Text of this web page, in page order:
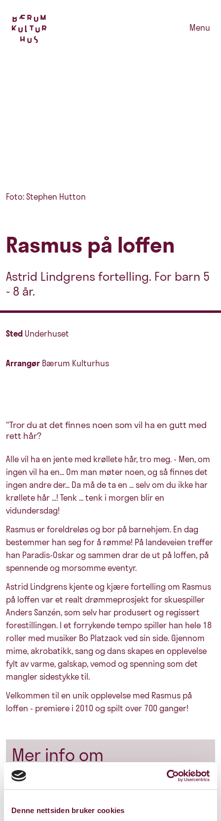
Denne nettsiden bruker cookies
Menu
Foto: Stephen Hutton
Rasmus på loffen
Astrid Lindgrens fortelling. For barn 5
- 8 år.
Sted Underhuset
Arrangør Bærum Kulturhus
"Tror du at det finnes noen som vil ha en gutt med
rett hår?
Alle vil ha en jente med krøllete hår, tro meg. - Men, om
ingen vil ha en... Om man møter noen, og så finnes det
ingen andre der... Da må de ta en ... selv om du ikke har
krøllete hår ...! Tenk ... tenk i morgen blir en
vidundersdag!
Rasmus er foreldreløs og bor på barnehjem. En dag
bestemmer han seg for å rømme! På landeveien treffer
han Paradis-Oskar og sammen drar de ut på loffen, på
spennende og morsomme eventyr.
Astrid Lindgrens kjente og kjære fortelling om Rasmus
på loffen var et realt drømmeprosjekt for skuespiller
Anders Sanzén, som selv har produsert og regissert
forestillingen. I et forrykende tempo spiller han hele 18
roller med musiker Bo Platzack ved sin side. Gjennom
mime, akrobatikk, sang og dans skapes en opplevelse
fylt av varme, galskap, vemod og spenning som det
mangler sidestykke til.
Velkommen til en unik opplevelse med Rasmus på
loffen - premiere i 2010 og spilt over 700 ganger!
Mer info om
forestillingen
Om Anders